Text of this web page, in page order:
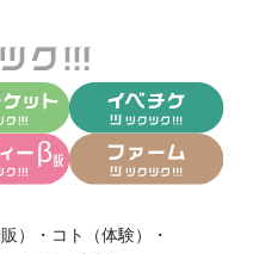
） ・ コト（体験）
・